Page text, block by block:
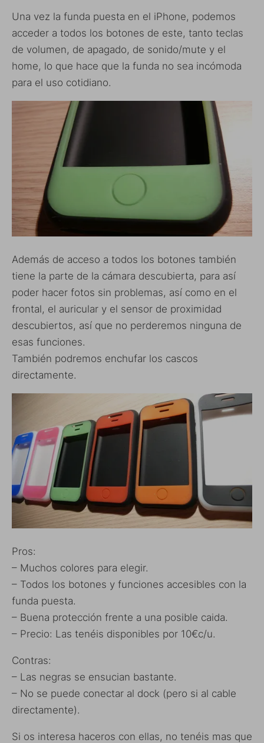
Una vez la funda puesta en el iPhone, podemos
acceder a todos los botones de este, tanto teclas
de volumen, de apagado, de sonido/mute y el
home, lo que hace que la funda no sea incómoda
para el uso cotidiano.
Además de acceso a todos los botones también
tiene la parte de la cámara descubierta, para así
poder hacer fotos sin problemas, así como en el
frontal, el auricular y el sensor de proximidad
descubiertos, así que no perderemos ninguna de
esas funciones.
También podremos enchufar los cascos
directamente.
Pros:
– Muchos colores para elegir.
– Todos los botones y funciones accesibles con la
funda puesta.
– Buena protección frente a una posible caida.
– Precio: Las tenéis disponibles por 10€c/u.
Contras:
– Las negras se ensucian bastante.
– No se puede conectar al dock (pero si al cable
directamente).
Si os interesa haceros con ellas, no tenéis mas que